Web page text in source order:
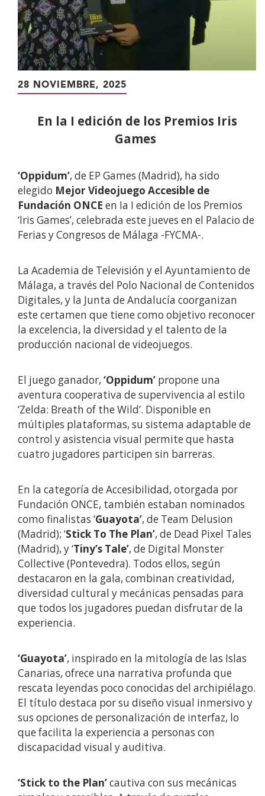
28 NOVIEMBRE, 2025
En la I edición de los Premios Iris
Games
‘Oppidum’, de EP Games (Madrid), ha sido
elegido Mejor Videojuego Accesible de
Fundación ONCE en Ia I edición de los Premios
‘Iris Games’, celebrada este jueves en el Palacio de
Ferias y Congresos de Málaga -FYCMA-.
La Academia de Televisión y el Ayuntamiento de
Málaga, a través del Polo Nacional de Contenidos
Digitales, y la Junta de Andalucía coorganizan
este certamen que tiene como objetivo reconocer
la excelencia, la diversidad y el talento de la
producción nacional de videojuegos.
El juego ganador, ‘Oppidum’ propone una
aventura cooperativa de supervivencia al estilo
‘Zelda: Breath of the Wild’. Disponible en
múltiples plataformas, su sistema adaptable de
control y asistencia visual permite que hasta
cuatro jugadores participen sin barreras.
En la categoría de Accesibilidad, otorgada por
Fundación ONCE, también estaban nominados
como finalistas ‘Guayota’, de Team Delusion
(Madrid); ‘Stick To The Plan’, de Dead Pixel Tales
(Madrid), y ‘Tiny’s Tale’, de Digital Monster
Collective (Pontevedra). Todos ellos, según
destacaron en la gala, combinan creatividad,
diversidad cultural y mecánicas pensadas para
que todos los jugadores puedan disfrutar de la
experiencia.
‘Guayota’, inspirado en la mitología de las Islas
Canarias, ofrece una narrativa profunda que
rescata leyendas poco conocidas del archipiélago.
El título destaca por su diseño visual inmersivo y
sus opciones de personalización de interfaz, lo
que facilita la experiencia a personas con
discapacidad visual y auditiva.
‘Stick to the Plan’cautiva con sus mecánicas